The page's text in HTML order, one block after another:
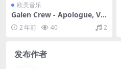
欧美音乐
Galen Crew - Apologue, Vo
l. 2（2018/FLAC/EP分轨/139
M）2 年前 40 2
发布作者